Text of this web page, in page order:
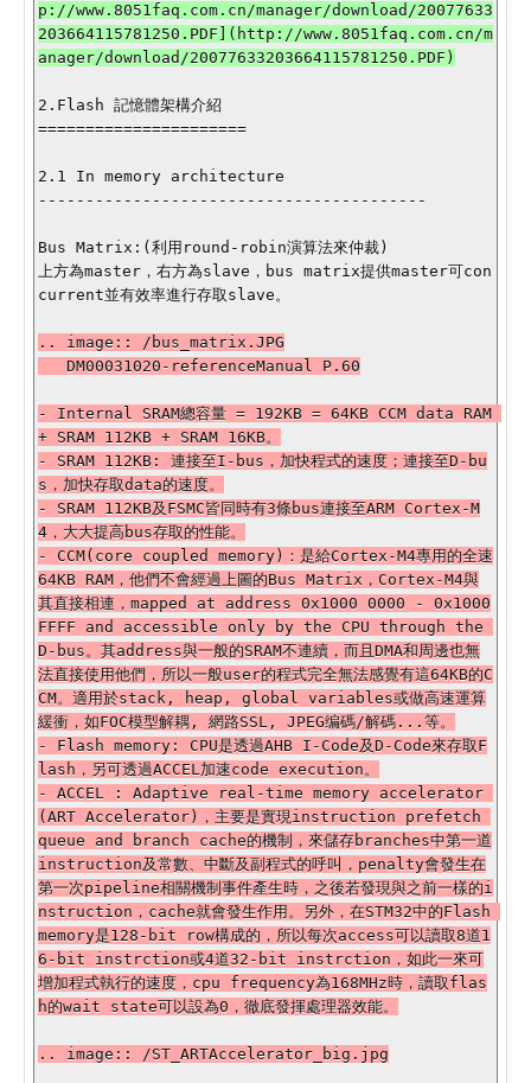
p://www.8051faq.com.cn/manager/download/20077633
203664115781250.PDF](http://www.8051faq.com.cn/m
2.Flash 記憶體架構介紹
======================
2.1 In memory architecture
-----------------------------------------
Bus Matrix:(利用round-robin演算法來仲裁)
上方為master，右方為slave，bus matrix提供master可con
current並有效率進行存取slave。
.. image:: /bus_matrix.JPG
- Internal SRAM總容量 = 192KB = 64KB CCM data RAM
+ SRAM 112KB + SRAM 16KB。
- SRAM 112KB: 連接至I-bus，加快程式的速度；連接至D-bu
s，加快存取data的速度。
- SRAM 112KB及FSMC皆同時有3條bus連接至ARM Cortex-M
4，大大提高bus存取的性能。
- CCM(core coupled memory)：是給Cortex-M4專用的全速
64KB RAM，他們不會經過上圖的Bus Matrix，Cortex-M4與
其直接相連，mapped at address 0x1000 0000 - 0x1000
FFFF and accessible only by the CPU through the
D-bus。其address與一般的SRAM不連續，而且DMA和周邊也無
法直接使用他們，所以一般user的程式完全無法感覺有這64KB的C
CM。適用於stack, heap, global variables或做高速運算
緩衝，如FOC模型解耦, 網路SSL, JPEG编碼/解碼...等。
- Flash memory: CPU是透過AHB I-Code及D-Code來存取F
lash，另可透過ACCEL加速code execution。
- ACCEL : Adaptive real-time memory accelerator
(ART Accelerator)，主要是實現instruction prefetch
queue and branch cache的機制，來儲存branches中第一道
instruction及常數、中斷及副程式的呼叫，penalty會發生在
第一次pipeline相關機制事件產生時，之後若發現與之前一樣的i
nstruction，cache就會發生作用。另外，在STM32中的Flash
memory是128-bit row構成的，所以每次access可以讀取8道1
6-bit instrction或4道32-bit instrction，如此一來可
增加程式執行的速度，cpu frequency為168MHz時，讀取flas
h的wait state可以設為0，徹底發揮處理器效能。
.. image:: /ST_ARTAccelerator_big.jpg